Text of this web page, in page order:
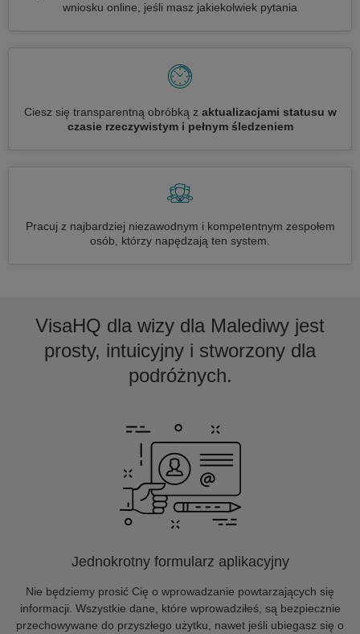
wniosku online, jeśli masz jakiekolwiek pytania
Ciesz się transparentną obróbką z aktualizacjami statusu w
czasie rzeczywistym i pełnym śledzeniem
Pracuj z najbardziej niezawodnym i kompetentnym zespołem
osób, którzy napędzają ten system.
VisaHQ dla wizy dla Malediwy jest
prosty, intuicyjny i stworzony dla
podróżnych.
Jednokrotny formularz aplikacyjny
Nie będziemy prosić Cię o wprowadzanie powtarzających się
informacji. Wszystkie dane, które wprowadziłeś, są bezpiecznie
przechowywane do przyszłego użytku, nawet jeśli ubiegasz się o